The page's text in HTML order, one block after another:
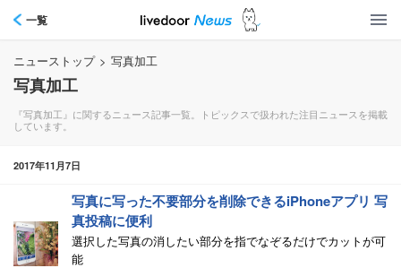
一覧
ニューストップ > 写真加工
写真加工
『写真加工』に関するニュース記事一覧。トピックスで扱われた注目ニュースを掲載
しています。
2017年11月7日
写真に写った不要部分を削除できるiPhoneアプリ 写
真投稿に便利
選択した写真の消したい部分を指でなぞるだけでカットが可
能